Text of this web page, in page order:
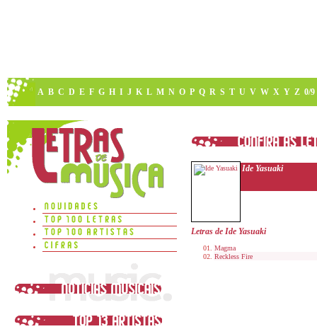
A B C D E F G H I J K L M N O P Q R S T U V W X Y Z 0/9
Ide Yasuaki
Letras de Ide Yasuaki
Magma
Reckless Fire